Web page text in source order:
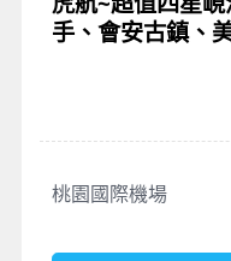
手、會安古鎮、
桃園國際機場